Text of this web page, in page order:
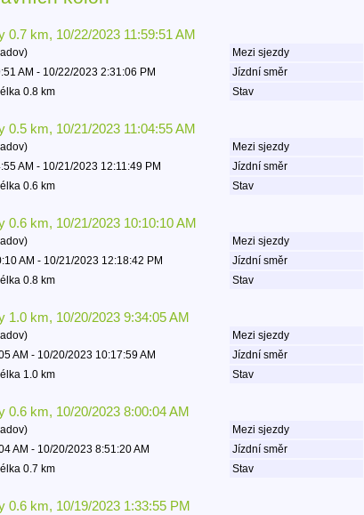
0.7 km, 10/22/2023 11:59:51 AM
Mezi sjezdy
AM - 10/22/2023 2:31:06 PM Jízdní směr
0.8 km Stav
0.5 km, 10/21/2023 11:04:55 AM
Mezi sjezdy
AM - 10/21/2023 12:11:49 PM Jízdní směr
0.6 km Stav
0.6 km, 10/21/2023 10:10:10 AM
Mezi sjezdy
AM - 10/21/2023 12:18:42 PM Jízdní směr
0.8 km Stav
1.0 km, 10/20/2023 9:34:05 AM
Mezi sjezdy
AM - 10/20/2023 10:17:59 AM Jízdní směr
1.0 km Stav
0.6 km, 10/20/2023 8:00:04 AM
Mezi sjezdy
AM - 10/20/2023 8:51:20 AM Jízdní směr
0.7 km Stav
0.6 km, 10/19/2023 1:33:55 PM